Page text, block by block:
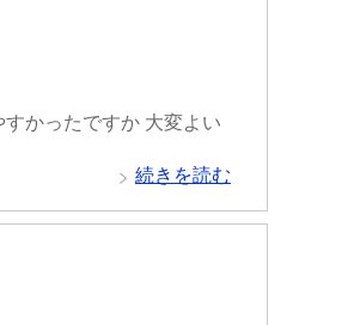
かったですか 大変よい
続きを読む